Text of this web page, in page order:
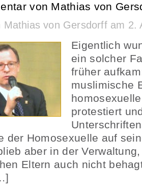
von Mathias von
Mathias von Gersdorff am 2.
Eigentlich
ein solcher
früher
muslimische
protestiert
der Homosexuelle auf
aber in der
Eltern auch nicht